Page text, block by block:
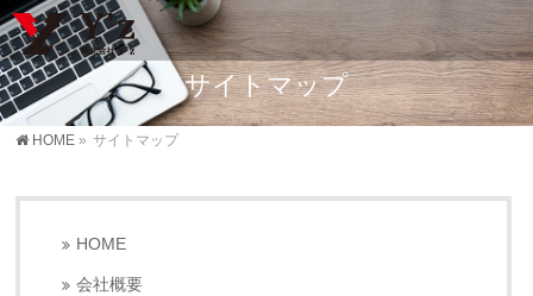
サイトマップ
HOME » サイトマップ
HOME
会社概要